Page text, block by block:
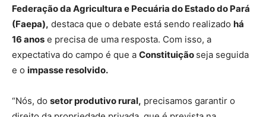
Federação da Agricultura e Pecuária do Estado do Pará
(Faepa), destaca que o debate está sendo realizado há
16 anos e precisa de uma resposta. Com isso, a
expectativa do campo é que a Constituição seja seguida
e o impasse resolvido.
“Nós, do setor produtivo rural, precisamos garantir o